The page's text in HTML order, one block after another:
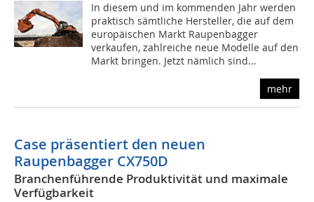
In diesem und im kommenden Jahr werden
praktisch sämtliche Hersteller, die auf dem
europäischen Markt Raupenbagger
verkaufen, zahlreiche neue Modelle auf den
Markt bringen. Jetzt nämlich sind...
mehr
Case präsentiert den neuen
Raupenbagger CX750D
Branchenführende Produktivität und maximale
Verfügbarkeit